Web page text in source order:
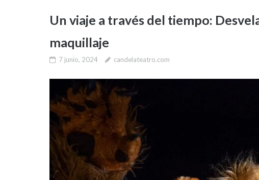
Un viaje a través del tiempo:
maquillaje
7 junio, 2024 candelateatro.com